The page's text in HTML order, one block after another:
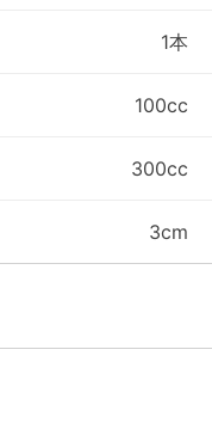
1本
100cc
300cc
3cm